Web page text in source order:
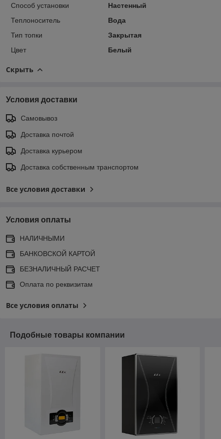
Способ установки
Настенный
Теплоноситель
Вода
Тип топки
Закрытая
Цвет
Белый
Скрыть
Условия доставки
Самовывоз
Доставка почтой
Доставка курьером
Доставка собственным транспортом
Все условия доставки
Условия оплаты
НАЛИЧНЫМИ
БАНКОВСКОЙ КАРТОЙ
БЕЗНАЛИЧНЫЙ РАСЧЕТ
Оплата по реквизитам
Все условия оплаты
Подобные товары компании